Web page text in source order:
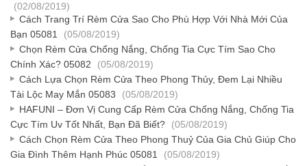
(02/08/2019)
Cách Trang Trí Rèm Cửa Sao Cho Phù Hợp Với Nhà Mới Của
Bạn 05081
(05/08/2019)
Chọn Rèm Cửa Chống Nắng, Chống Tia Cực Tím Sao Cho
Chính Xác? 05082
(05/08/2019)
Cách Lựa Chọn Rèm Cửa Theo Phong Thủy, Đem Lại Nhiều
Tài Lộc May Mắn 05083
(05/08/2019)
HAFUNI – Đơn Vị Cung Cấp Rèm Cửa Chống Nắng, Chống Tia
Cực Tím Uv Tốt Nhất, Bạn Đã Biết?
(05/08/2019)
Cách Chọn Rèm Cửa Theo Phong Thuỷ Của Gia Chủ Giúp Cho
Gia Đình Thêm Hạnh Phúc 05081
(05/08/2019)